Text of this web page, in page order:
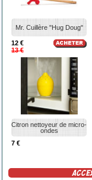
Mr. Cuillère "Hug Doug"
12 €
13 €
Citron nettoyeur de micro-
ondes
7 €